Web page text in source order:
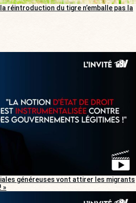
la réintroduction du tigre n’emballe pas la
généreuses vont attirer les migrants
»